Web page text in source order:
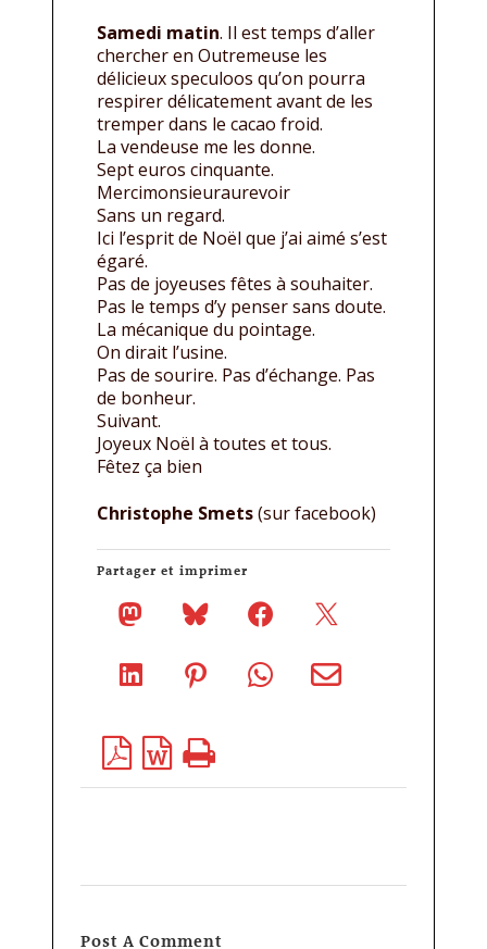
Samedi matin. Il est temps d’aller
chercher en Outremeuse les
délicieux speculoos qu’on pourra
respirer délicatement avant de les
tremper dans le cacao froid.
La vendeuse me les donne.
Sept euros cinquante.
Mercimonsieuraurevoir
Sans un regard.
Ici l’esprit de Noël que j’ai aimé s’est
égaré.
Pas de joyeuses fêtes à souhaiter.
Pas le temps d’y penser sans doute.
La mécanique du pointage.
On dirait l’usine.
Pas de sourire. Pas d’échange. Pas
de bonheur.
Suivant.
Joyeux Noël à toutes et tous.
Fêtez ça bien
Christophe Smets(sur facebook)
Partager et imprimer
Post A Comment